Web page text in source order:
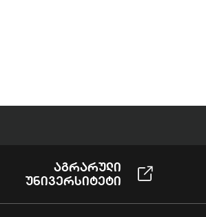
Აგრარული
Უნივერსიტეტი